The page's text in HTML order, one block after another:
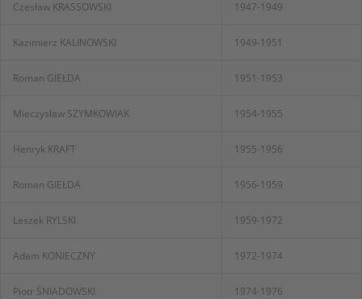
Czesław KRASSOWSKI 1947-1949
Kazimierz KALINOWSKI 1949-1951
Roman GIEŁDA 1951-1953
Mieczysław SZYMKOWIAK 1954-1955
Henryk KRAFT 1955-1956
Roman GIEŁDA 1956-1959
Leszek RYLSKI 1959-1972
Adam KONIECZNY 1972-1974
Piotr ŚNIADOWSKI 1974-1976